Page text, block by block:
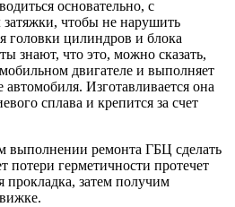
основательно, с
чтобы не нарушить
головки цилиндров и блока
знают, что это, можно сказать,
двигателе и выполняет
Изготавливается она
сплава и крепится за счет
выполнении ремонта ГБЦ сделать
потери герметичности протечет
прокладка, затем получим